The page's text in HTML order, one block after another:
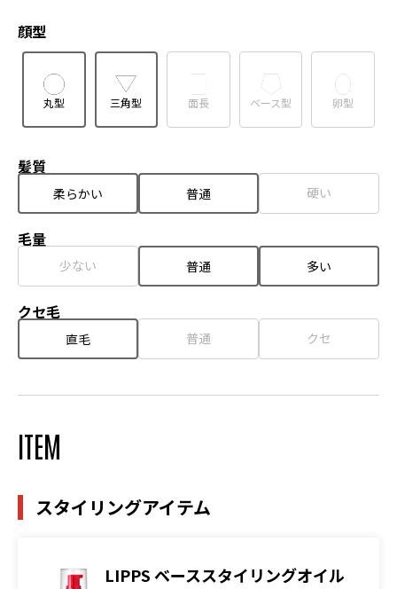
顔型
丸型 三角型 面長 ベース型 卵型
髪質
柔らかい 普通 硬い
毛量
少ない 普通 多い
クセ毛
直毛 普通 クセ
ITEM
スタイリングアイテム
LIPPS ベーススタイリングオイル